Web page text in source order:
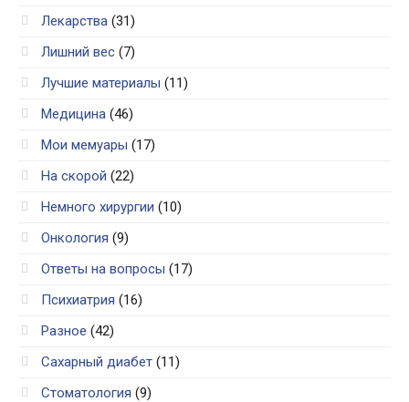
Лекарства (31)
Лишний вес (7)
Лучшие материалы (11)
Медицина (46)
Мои мемуары (17)
На скорой (22)
Немного хирургии (10)
Онкология (9)
Ответы на вопросы (17)
Психиатрия (16)
Разное (42)
Сахарный диабет (11)
Стоматология (9)